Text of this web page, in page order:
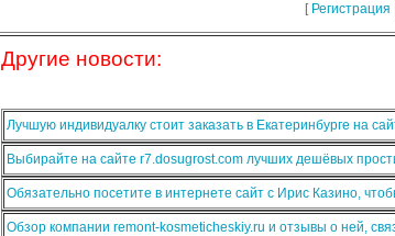
[ Регистрация
Другие новости:
Лучшую индивидуалку стоит заказать в Екатеринбурге на
Выбирайте на сайте r7.dosugrost.com лучших дешёвых
Обязательно посетите в интернете сайт с Ирис Казино,
Обзор компании remont-kosmeticheskiy.ru и отзывы о ней,